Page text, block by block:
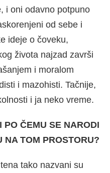
i oni odavno potpuno
od sebe i
ideje o čoveku,
života najzad završi
i moralom
i mazohisti. Tačnije,
i ja neko vreme.
PO ČEMU SE NARODI
TOM PROSTORU?
tako nazvani su